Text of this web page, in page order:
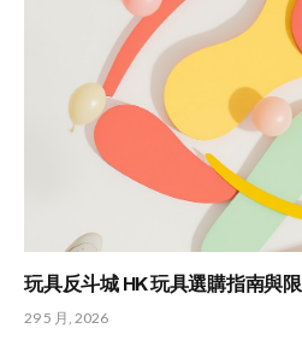
玩具反斗城 HK 玩具選購指南與
29 5 月, 2026